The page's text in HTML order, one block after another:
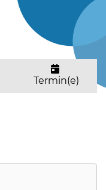
Termin(e)